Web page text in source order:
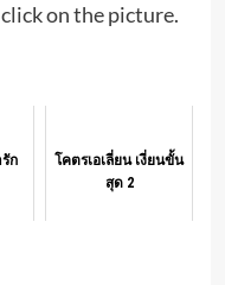
on the picture.
ก
โคตรเอเลี่ยน เงี่ยนขั้น
สุด 2